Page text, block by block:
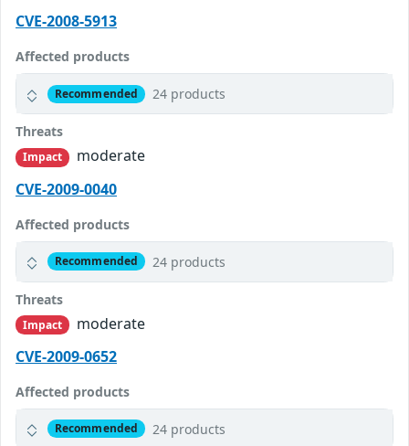
CVE-2008-5913
Affected products
Recommended 24 products
Threats
Impact
moderate
CVE-2009-0040
Affected products
Recommended 24 products
Threats
Impact
moderate
CVE-2009-0652
Affected products
Recommended 24 products